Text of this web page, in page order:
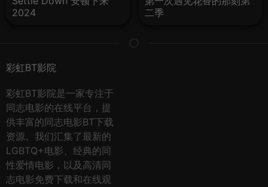
2024
二季
彩虹BT影院
彩虹BT影院是一家专注于
同志电影的在线平台，提
供丰富的同志电影BT下载
资源。我们汇集了最新的
LGBTQ+电影、经典的同
性爱情电影，以及高清同
志电影免费下载和在线观